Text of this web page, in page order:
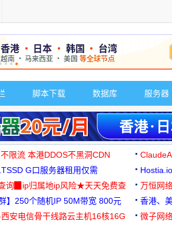
脚本下载 数据库 服务器
限流 本港DDOS不黑洞CDN
G口服务器租用仅需
费测试
询▉ip归属地ip风险★天天免费查
万恒网
99元/月
】250个随机IP 50M带宽 800元 香港、
安电信骨干线路云主机16核16G 微子网